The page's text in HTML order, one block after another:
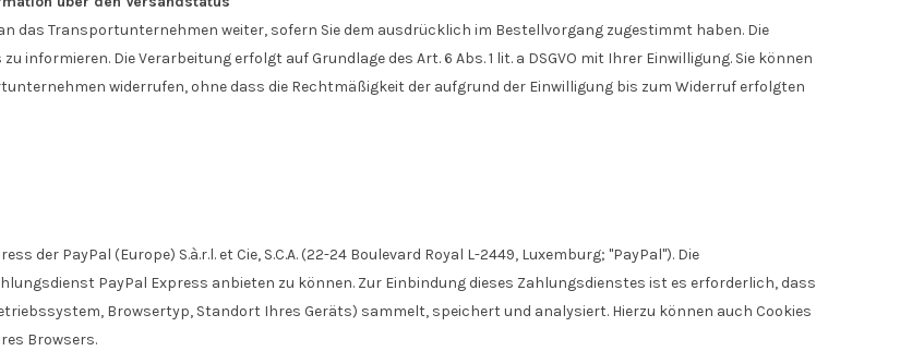
das Transportunternehmen weiter, sofern Sie dem ausdrücklich im Bestellvorgang zugestimmt haben. Die
informieren. Die Verarbeitung erfolgt auf Grundlage des Art. 6 Abs. 1 lit. a DSGVO mit Ihrer Einwilligung. Sie können
widerrufen, ohne dass die Rechtmäßigkeit der aufgrund der Einwilligung bis zum Widerruf erfolgten
der PayPal (Europe) S.à.r.l. et Cie, S.C.A. (22-24 Boulevard Royal L-2449, Luxemburg; "PayPal"). Die
PayPal Express anbieten zu können. Zur Einbindung dieses Zahlungsdienstes ist es erforderlich, dass
Browsertyp, Standort Ihres Geräts) sammelt, speichert und analysiert. Hierzu können auch Cookies
Browsers.